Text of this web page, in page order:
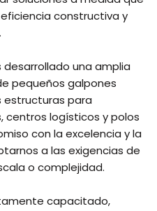
constructiva y
una amplia
pequeños galpones
estructuras para
centros logísticos y polos
con la excelencia y la
a las exigencias de
o complejidad.
capacitado,